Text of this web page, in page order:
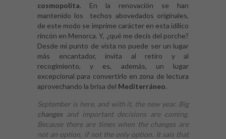
cosmopolita. En la renovación se han
mantenido los techos abovedados originales,
de este modo se imprime carácter en esta idílico
rincón en Menorca. Y, ¿qué me decís del porche?
Desde mi punto de vista no puede ser un lugar
más encantador, invita al retiro y al
recogimiento, y es, además, un lugar
excepcional para convertirlo en zona de lectura
aprovechando la brisa del Mediterráneo.
September is here, and with it, the new year. Big
changesand important decisions are coming.
Because there are times when the changes are
not an option, if not the only option. It sais that